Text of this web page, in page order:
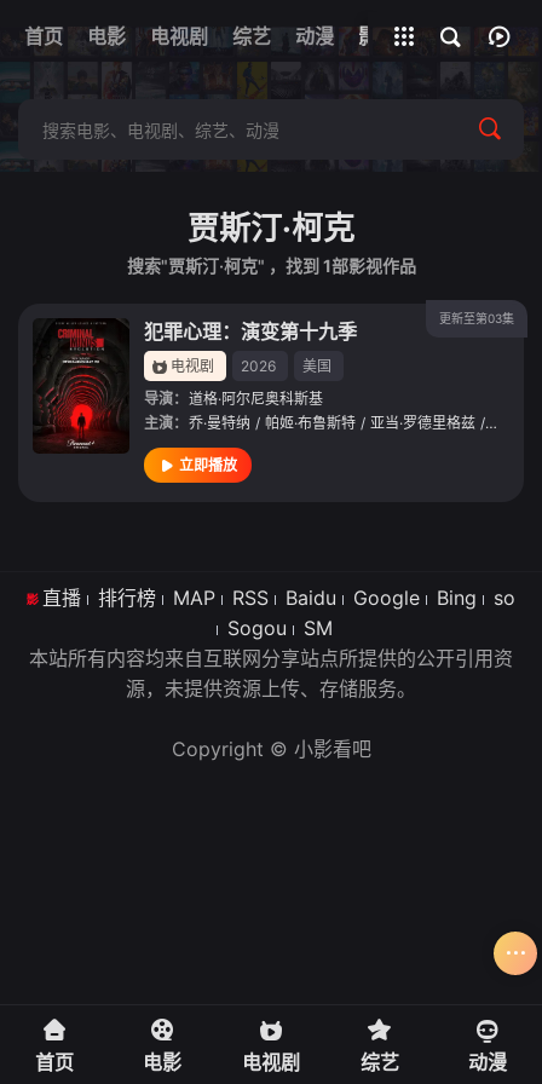
首页 电影 电视剧 综艺 动漫 影视
全部影片
贾斯汀·柯克
搜索"贾斯汀·柯克" ，找到 1部影视作品
更新至第03集
犯罪心理：演变第十九季
电视剧 2026
美国
导演： 道格·阿尔尼奥科斯基
主演： 乔·曼特纳 / 帕姬·布鲁斯特 / 亚当·罗德里格兹 / A·J·库克
立即播放
直播 排行榜 MAP RSS Baidu Google Bing
so
Sogou
SM
本站所有内容均来自互联网分享站点所提供的公开引用资
源，未提供资源上传、存储服务。
Copyright © 小影看吧
首页 电影 电视剧 综艺 动漫